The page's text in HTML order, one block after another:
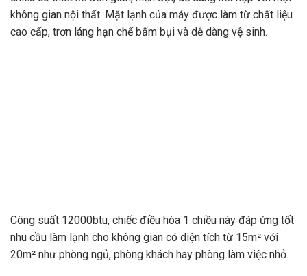
không gian nội thất. Mặt lạnh của máy được làm từ chất liệu
cao cấp, trơn láng hạn chế bấm bụi và dễ dàng vệ sinh.
Công suất 12000btu, chiếc điều hòa 1 chiều này đáp ứng tốt
nhu cầu làm lạnh cho không gian có diện tích từ 15m² với
20m² như phòng ngủ, phòng khách hay phòng làm việc nhỏ.